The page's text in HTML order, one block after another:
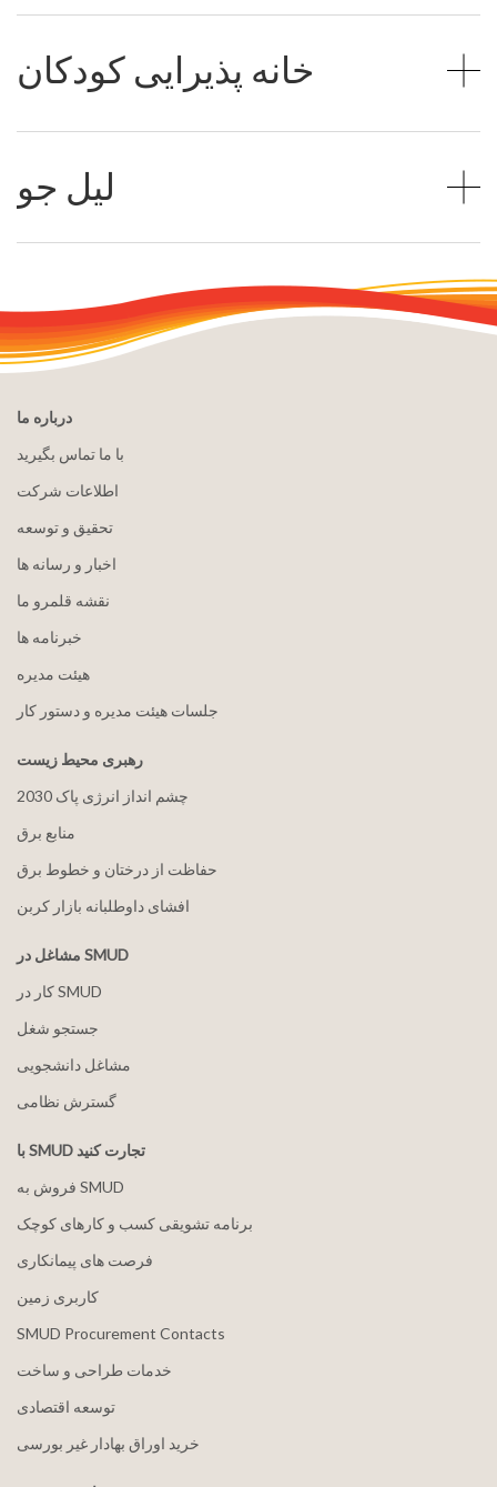
خانه پذیرایی کودکان
لیل جو
درباره ما
با ما تماس بگیرید
اطلاعات شرکت
تحقیق و توسعه
اخبار و رسانه ها
نقشه قلمرو ما
خبرنامه ها
هيئت مدیره
جلسات هیئت مدیره و دستور کار
رهبری محیط زیست
2030 چشم انداز انرژی پاک
منابع برق
حفاظت از درختان و خطوط برق
افشای داوطلبانه بازار کربن
مشاغل در SMUD
کار در SMUD
جستجو شغل
مشاغل دانشجویی
گسترش نظامی
با SMUD تجارت کنید
فروش به SMUD
برنامه تشویقی کسب و کارهای کوچک
فرصت های پیمانکاری
کاربری زمین
SMUD Procurement Contacts
خدمات طراحی و ساخت
توسعه اقتصادی
خرید اوراق بهادار غیر بورسی